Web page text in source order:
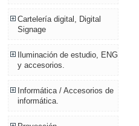
Cartelería digital, Digital
Signage
Iluminación de estudio, ENG
y accesorios.
Informática / Accesorios de
informática.